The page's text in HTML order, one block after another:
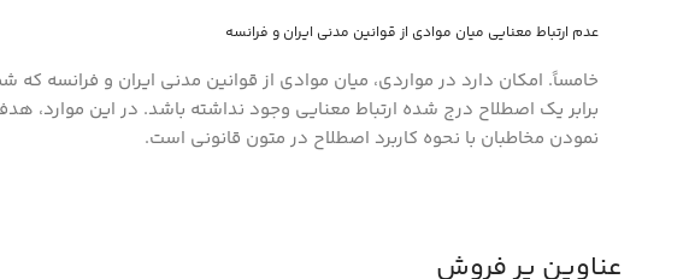
عدم ارتباط معنایی میان موادی از قوانین مدنی ایران و فرانسه
خامساً. امکان دارد در مواردی، میان موادی از قوانین مدنی ایران و فرانسه که
برابر یک اصطلاح درج شده ارتباط معنایی وجود نداشته باشد. در این موارد،
نمودن مخاطبان با نحوه کاربرد اصطلاح در متون قانونی است.
عناوین پر فروش